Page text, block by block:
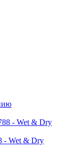
- Wet & Dry